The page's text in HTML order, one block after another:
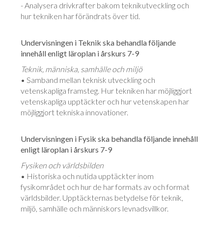
- Analysera drivkrafter bakom teknikutveckling och
hur tekniken har förändrats över tid.
Undervisningen i Teknik ska behandla följande
innehåll enligt läroplan i årskurs 7-9
Teknik, människa, samhälle och miljö
• Samband mellan teknisk utveckling och
vetenskapliga framsteg. Hur tekniken har möjliggjort
vetenskapliga upptäckter och hur vetenskapen har
möjliggjort tekniska innovationer.
Undervisningen i Fysik ska behandla följande innehåll
enligt läroplan i årskurs 7-9
Fysiken och världsbilden
• Historiska och nutida upptäckter inom
fysikområdet och hur de har formats av och format
världsbilder. Upptäckternas betydelse för teknik,
miljö, samhälle och människors levnadsvillkor.